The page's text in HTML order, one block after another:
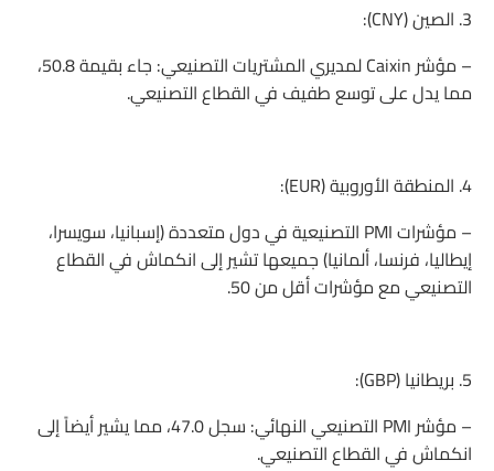
3. الصين (CNY):
– مؤشر Caixin لمديري المشتريات التصنيعي: جاء بقيمة 50.8،
مما يدل على توسع طفيف في القطاع التصنيعي.
4. المنطقة الأوروبية (EUR):
– مؤشرات PMI التصنيعية في دول متعددة (إسبانيا، سويسرا،
إيطاليا، فرنسا، ألمانيا) جميعها تشير إلى انكماش في القطاع
التصنيعي مع مؤشرات أقل من 50.
5. بريطانيا (GBP):
– مؤشر PMI التصنيعي النهائي: سجل 47.0، مما يشير أيضاً إلى
انكماش في القطاع التصنيعي.